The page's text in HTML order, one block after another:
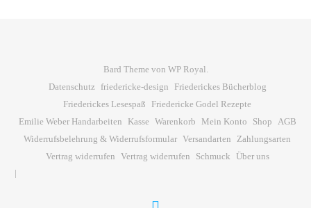
Bard Theme von WP Royal.
Datenschutz
friedericke-design
Friederickes Bücherblog
Friederickes Lesespaß
Friedericke Godel Rezepte
Emilie Weber Handarbeiten
Kasse Warenkorb Mein Konto Shop AGB
Widerrufsbelehrung & Widerrufsformular Versandarten Zahlungsarten
Vertrag widerrufen Vertrag widerrufen Schmuck Über uns